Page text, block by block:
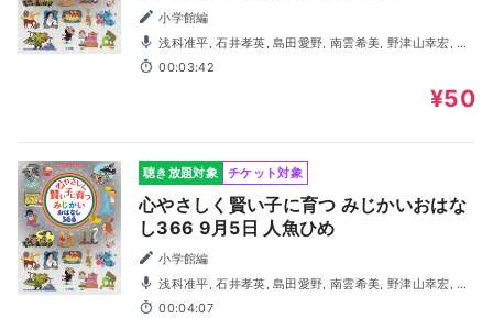
小学館編
浅科准平, 石井孝英, 島田愛野, 南雲希美, 野津山幸宏, 八
木田幸恵, 山谷祥生, 神森徹也（歌・演奏）
00:03:42
¥50
聴き放題対象 チケット対象
心やさしく賢い子に育つ みじかいおはな
し366 9月5日 人魚ひめ
小学館編
浅科准平, 石井孝英, 島田愛野, 南雲希美, 野津山幸宏, 八
木田幸恵, 山谷祥生, 神森徹也（歌・演奏）
00:04:07